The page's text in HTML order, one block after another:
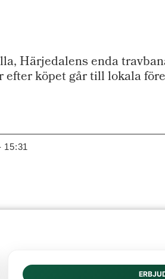
Härjedalens enda
köpet går till lokala
15:31